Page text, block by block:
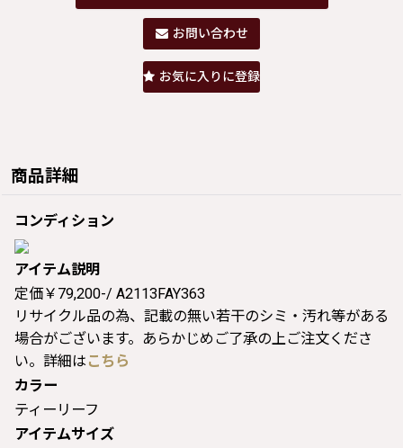
お問い合わせ
お気に入りに登録
商品詳細
コンディション
アイテム説明
定価￥79,200-/ A2113FAY363
リサイクル品の為、記載の無い若干のシミ・汚れ等がある
場合がございます。あらかじめご了承の上ご注文くださ
い。詳細は こちら
カラー
ティーリーフ
アイテムサイズ